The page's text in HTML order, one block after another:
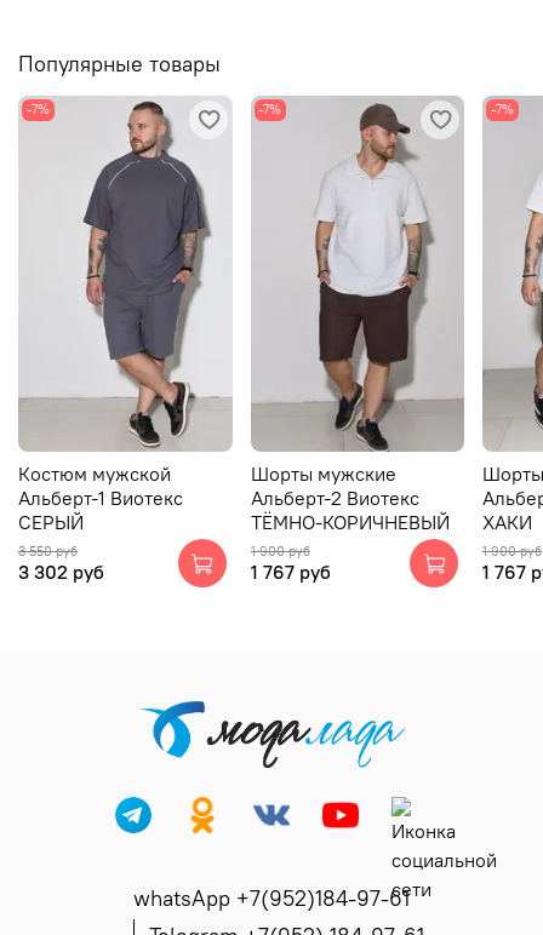
Популярные товары
-7%
Костюм мужской
Альберт-1 Виотекс
СЕРЫЙ
3 550 руб
3 302 руб
-7%
Шорты мужские
Альберт-2 Виотекс
ТЁМНО-КОРИЧНЕВЫЙ
1 900 руб
1 767 руб
-7%
ХАКИ
1 900 руб
1 767
whatsApp +7(952)184-97-61